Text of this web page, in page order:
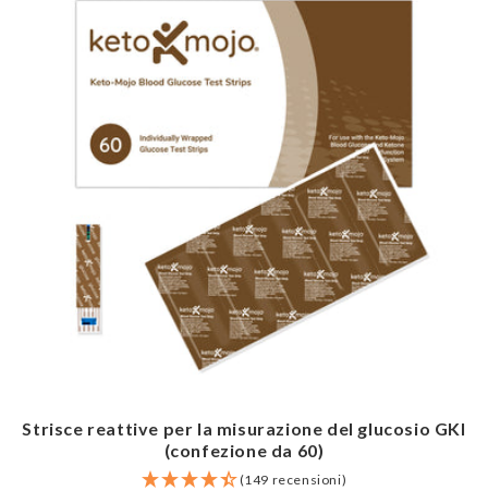
Strisce reattive per la misurazione del glucosio GKI
(confezione da 60)
(149 recensioni)